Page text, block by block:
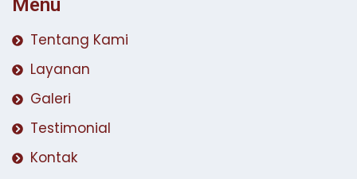
Menu
Tentang Kami
Layanan
Galeri
Testimonial
Kontak